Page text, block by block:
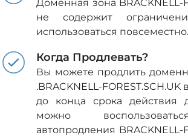
Доменная зона BRACKNELL-
не содержит
использоваться повсеместно.
Когда Продлевать?
Вы можете продлить
.BRACKNELL-
до конца срока действия
можно
автопродления BRACKNELL-